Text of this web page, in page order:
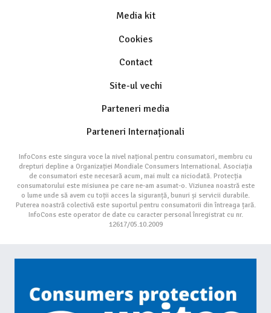
Media kit
Cookies
Contact
Site-ul vechi
Parteneri media
Parteneri Internaționali
InfoCons este singura voce la nivel național pentru consumatori, membru cu
drepturi depline a Organizației Mondiale Consumers International. Asociația
de consumatori este necesară acum, mai mult ca niciodată. Protecția
consumatorului este misiunea pe care ne-am asumat-o. Viziunea noastră este
o lume unde să avem cu toții acces la siguranță, bunuri și servicii durabile.
Puterea noastră colectivă este suportul pentru consumatorii din întreaga țară.
InfoCons este operator de date cu caracter personal înregistrat cu nr.
12617/05.10.2009